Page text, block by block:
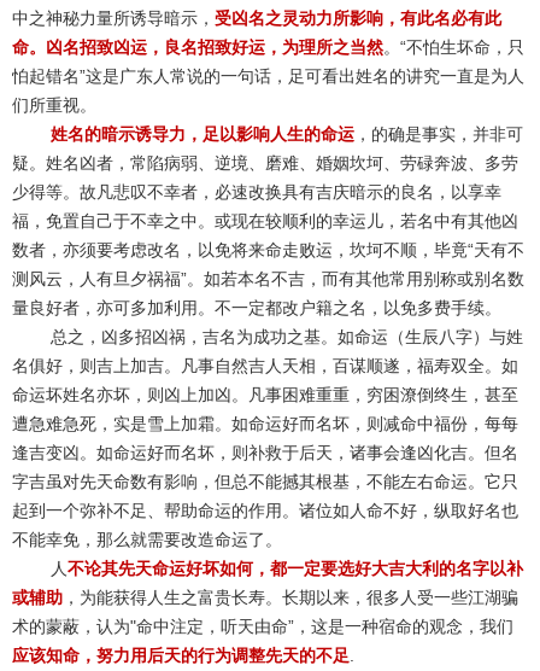
中之神秘力量所诱导暗示， 受凶名之灵动力所影响，有此名必有此
命。凶名招致凶运，良名招致好运，为理所之当然。“不怕生坏命，只
怕起错名”这是广东人常说的一句话，足可看出姓名的讲究一直是为人
们所重视。
姓名的暗示诱导力，足以影响人生的命运 ，的确是事实，并非可
疑。姓名凶者，常陷病弱、逆境、磨难、婚姻坎坷、劳碌奔波、多劳
少得等。故凡悲叹不幸者，必速改换具有吉庆暗示的良名，以享幸
福，免置自己于不幸之中。或现在较顺利的幸运儿，若名中有其他凶
数者，亦须要考虑改名，以免将来命走败运，坎坷不顺，毕竟“天有不
测风云，人有旦夕祸福”。如若本名不吉，而有其他常用别称或别名数
量良好者，亦可多加利用。不一定都改户籍之名，以免多费手续。
总之，凶多招凶祸，吉名为成功之基。如命运（生辰八字）与姓
名俱好，则吉上加吉。凡事自然吉人天相，百谋顺遂，福寿双全。如
命运坏姓名亦坏，则凶上加凶。凡事困难重重，穷困潦倒终生，甚至
遭急难急死，实是雪上加霜。如命运好而名坏，则减命中福份，每每
逢吉变凶。如命运好而名坏，则补救于后天，诸事会逢凶化吉。但名
字吉虽对先天命数有影响，但总不能撼其根基，不能左右命运。它只
起到一个弥补不足、帮助命运的作用。诸位如人命不好，纵取好名也
不能幸免，那么就需要改造命运了。
人不论其先天命运好坏如何，都一定要选好大吉大利的名字以补
或辅助 ，为能获得人生之富贵长寿。长期以来，很多人受一些江湖骗
术的蒙蔽，认为"命中注定，听天由命”，这是一种宿命的观念，我们
应该知命，努力用后天的行为调整先天的不足